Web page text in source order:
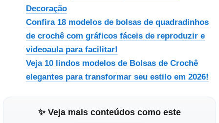
Decoração
Confira 18 modelos de bolsas de quadradinhos
de crochê com gráficos fáceis de reproduzir e
videoaula para facilitar!
Veja 10 lindos modelos de Bolsas de Crochê
elegantes para transformar seu estilo em 2026!
✨ Veja mais conteúdos como este